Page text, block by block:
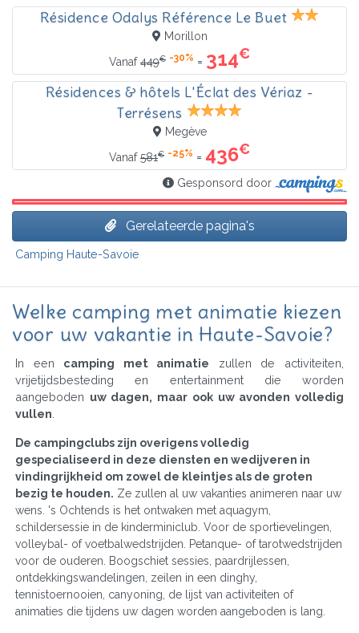
Résidence Odalys Référence Le Buet
Morillon
Vanaf449€ -30% = 314€
Résidences & hôtels L'Éclat des Vériaz -
Terrésens
Megève
Vanaf581€ -25% = 436€
Gesponsord door
Gerelateerde pagina's
Camping Haute-Savoie
Welke camping met animatie kiezen
voor uw vakantie in Haute-Savoie?
In een camping met animatie zullen de activiteiten,
vrijetijdsbesteding en entertainment die worden
aangeboden uw dagen, maar ook uw avonden volledig
vullen
De campingclubs zijn overigens volledig
gespecialiseerd in deze diensten en wedijveren in
vindingrijkheid om zowel de kleintjes als de groten
bezig te houden. Ze zullen al uw vakanties animeren naar uw
wens. 's Ochtends is het ontwaken met aquagym,
schildersessie in de kinderminiclub. Voor de sportievelingen,
volleybal- of voetbalwedstrijden. Petanque- of tarotwedstrijden
voor de ouderen. Boogschiet sessies, paardrijlessen,
ontdekkingswandelingen, zeilen in een dinghy,
tennistoernooien, canyoning, de lijst van activiteiten of
animaties die tijdens uw dagen worden aangeboden is lang.